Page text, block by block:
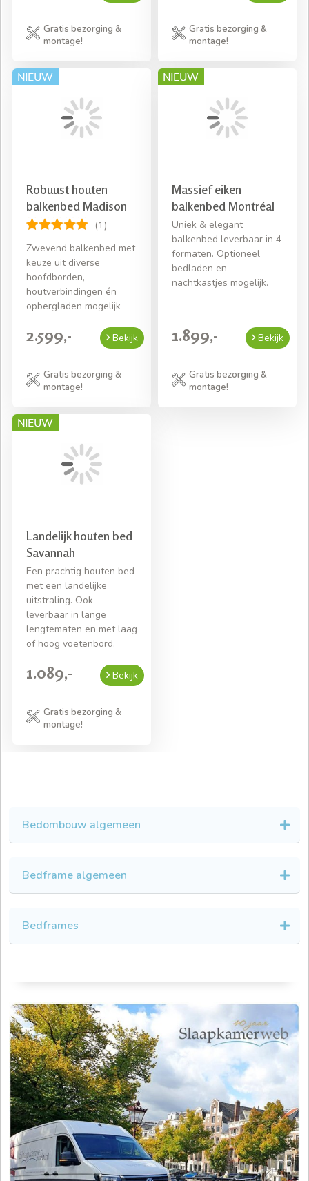
Gratis bezorging &
montage!
Gratis bezorging &
montage!
Robuust houten
balkenbed Madison
(1)
Zwevend balkenbed met
keuze uit diverse
hoofdborden,
houtverbindingen én
opbergladen mogelijk
2.599,- Bekijk
Gratis bezorging &
montage!
Massief eiken
balkenbed Montréal
Uniek & elegant
balkenbed leverbaar in 4
formaten. Optioneel
bedladen en
nachtkastjes mogelijk.
1.899,- Bekijk
Gratis bezorging &
montage!
Landelijk houten bed
Savannah
Een prachtig houten bed
met een landelijke
uitstraling. Ook
leverbaar in lange
lengtematen en met laag
of hoog voetenbord.
1.089,- Bekijk
Gratis bezorging &
montage!
Bedombouw algemeen
Bedframe algemeen
Bedframes